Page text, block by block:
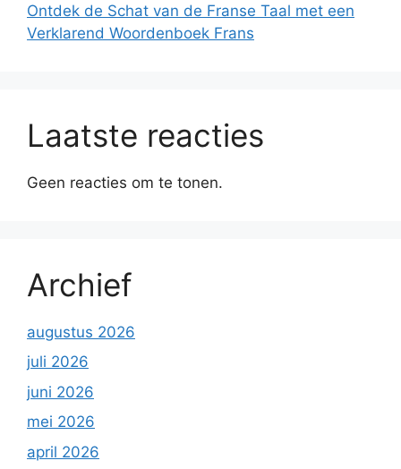
Ontdek de Schat van de Franse Taal met een
Verklarend Woordenboek Frans
Laatste reacties
Geen reacties om te tonen.
Archief
augustus 2026
juli 2026
juni 2026
mei 2026
april 2026